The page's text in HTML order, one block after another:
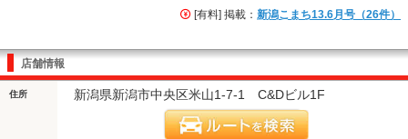
[有料] 掲載： 新潟こまち13.6月号（26件）
店舗情報
住所 新潟県新潟市中央区米山1-7-1 C&Dビル1F